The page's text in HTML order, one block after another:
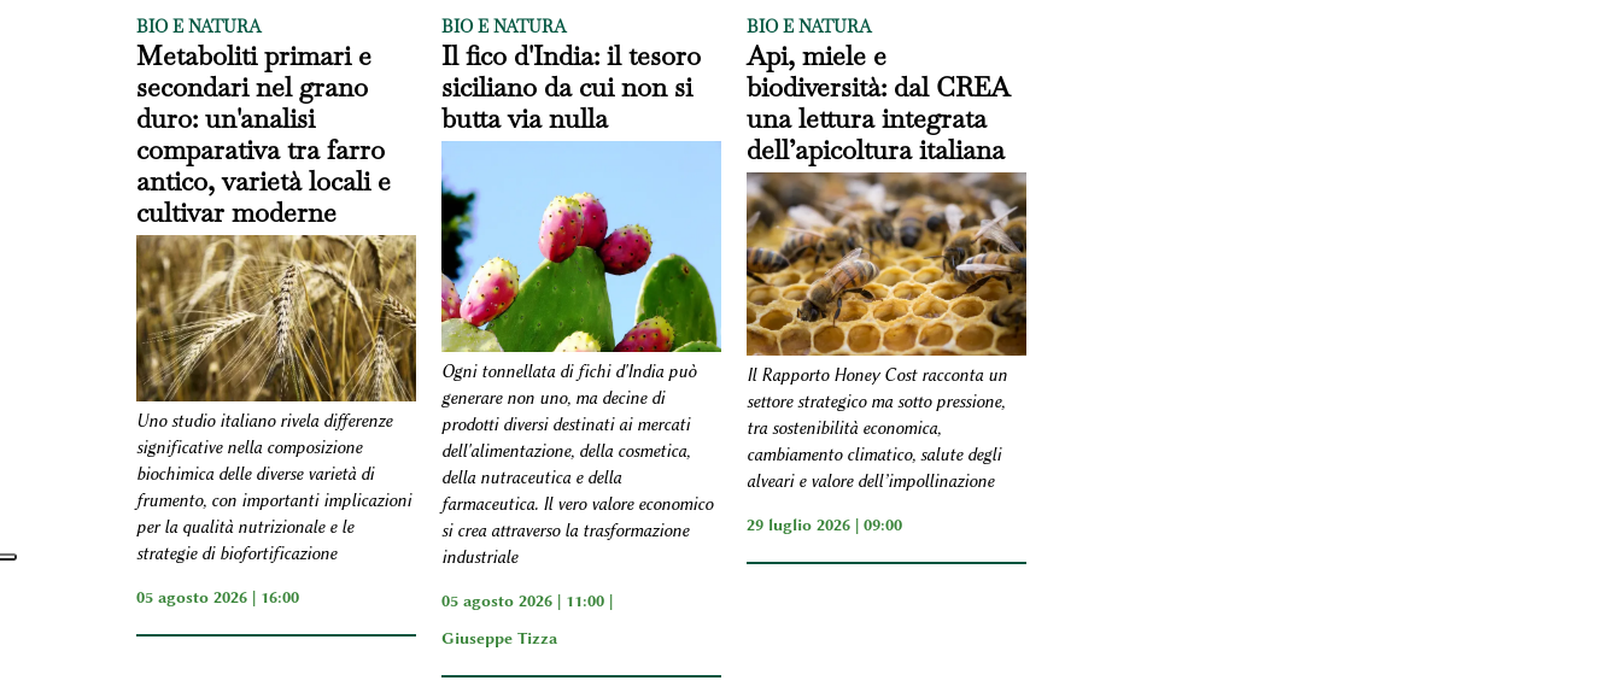
BIO E NATURA
Metaboliti primari e
secondari nel grano
duro: un'analisi
comparativa tra farro
antico, varietà locali e
cultivar moderne
Uno studio italiano rivela differenze
significative nella composizione
biochimica delle diverse varietà di
frumento, con importanti implicazioni
per la qualità nutrizionale e le
strategie di biofortificazione
05 agosto 2026 | 16:00
BIO E NATURA
Il fico d'India: il tesoro
siciliano da cui non si
butta via nulla
Ogni tonnellata di fichi d'India può
generare non uno, ma decine di
prodotti diversi destinati ai mercati
dell'alimentazione, della cosmetica,
della nutraceutica e della
farmaceutica. Il vero valore economico
si crea attraverso la trasformazione
industriale
05 agosto 2026 | 11:00 |
Giuseppe Tizza
BIO E NATURA
Api, miele e
biodiversità: dal CREA
una lettura integrata
dell’apicoltura italiana
Il Rapporto Honey Cost racconta un
settore strategico ma sotto pressione,
tra sostenibilità economica,
cambiamento climatico, salute degli
alveari e valore dell’impollinazione
29 luglio 2026 | 09:00